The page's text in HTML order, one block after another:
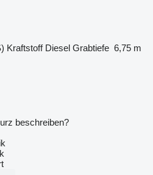
Kraftstoff Diesel Grabtiefe 6,75 m
beschreiben?